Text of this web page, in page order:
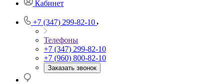
Кабинет
+7 (347) 299-82-10
Телефоны
+7 (347) 299-82-10
+7 (960) 800-82-10
Заказать звонок